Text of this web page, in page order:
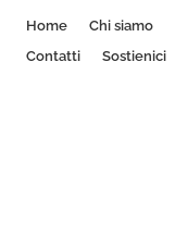
Home Chi siamo
Contatti
Sostienici